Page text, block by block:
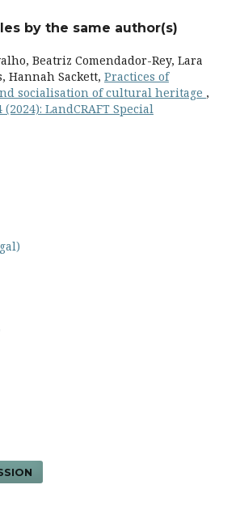
by the same author(s)
Beatriz Comendador-Rey, Lara
Hannah Sackett, Practices of
socialisation of cultural heritage ,
(2024): LandCRAFT Special